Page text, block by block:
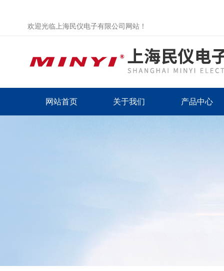
欢迎光临上海民仪电子有限公司网站！
网站首页 关于我们 产品中心